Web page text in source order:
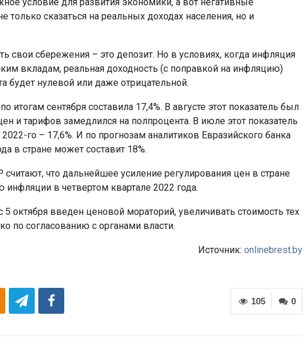
только сказаться на реальных доходах населения, но и
свои сбережения – это депозит. Но в условиях, когда инфляция
вкладам, реальная доходность (с поправкой на инфляцию)
будет нулевой или даже отрицательной.
итогам сентября составила 17,4%. В августе этот показатель был
и тарифов замедлился на полпроцента. В июле этот показатель
го – 17,6%. И по прогнозам аналитиков Евразийского банка
в стране может составит 18%.
что дальнейшее усиление регулирования цен в стране
в четвертом квартале 2022 года.
октября введен ценовой мораторий, увеличивать стоимость тех
по согласованию с органами власти.
Источник: onlinebrest.by
0
105